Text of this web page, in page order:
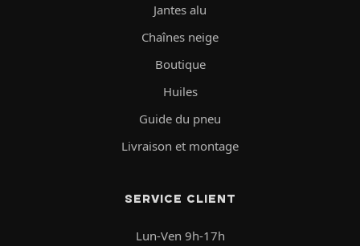
Jantes alu
Chaînes neige
Boutique
Huiles
Guide du pneu
Livraison et montage
SERVICE CLIENT
Lun-Ven 9h-17h